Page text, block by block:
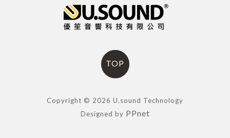
TOP
Copyright © 2026 U.sound Technology
Designed by PPnet